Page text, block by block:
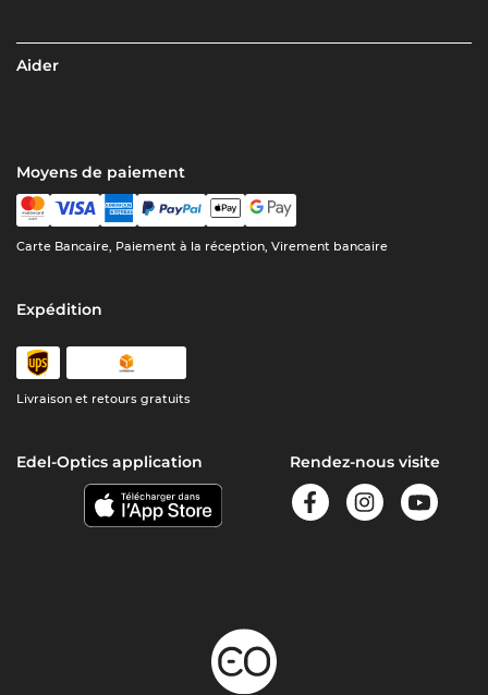
Aider
Moyens de paiement
Carte Bancaire, Paiement à la réception, Virement bancaire
Expédition
Livraison et retours gratuits
Edel-Optics application Rendez-nous visite